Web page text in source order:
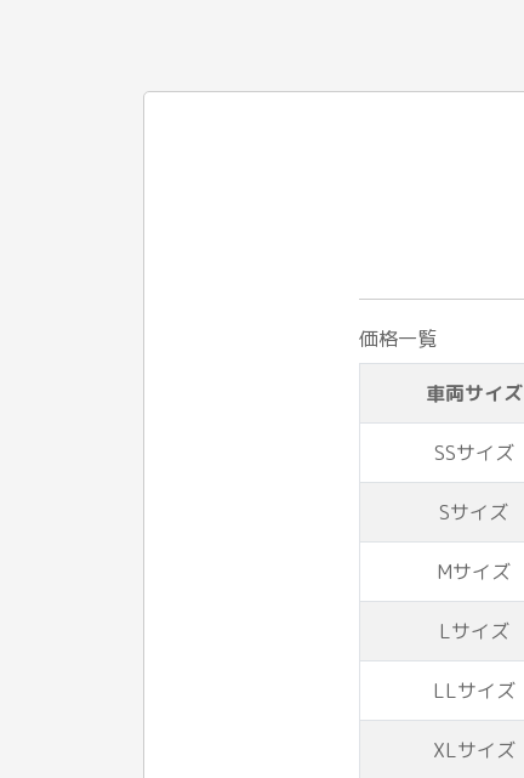
価格一覧
車両サイズ
SSサイズ
Sサイズ
Mサイズ
Lサイズ
LLサイズ
XLサイズ